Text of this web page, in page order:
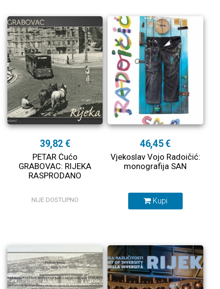
39,82 €
PETAR Ćućo
GRABOVAC: RIJEKA
RASPRODANO
NIJE DOSTUPNO
46,45 €
Vjekoslav Vojo Radoičić:
monografija SAN
Kupi